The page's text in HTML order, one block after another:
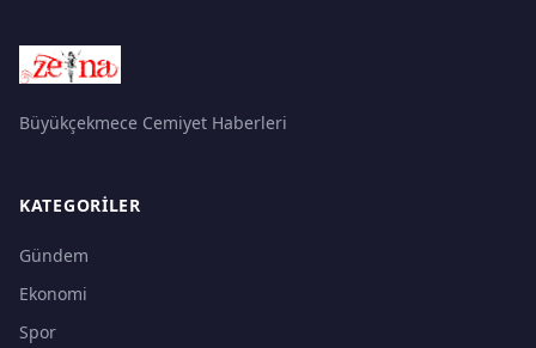
Büyükçekmece Cemiyet Haberleri
KATEGORILER
Gündem
Ekonomi
Spor